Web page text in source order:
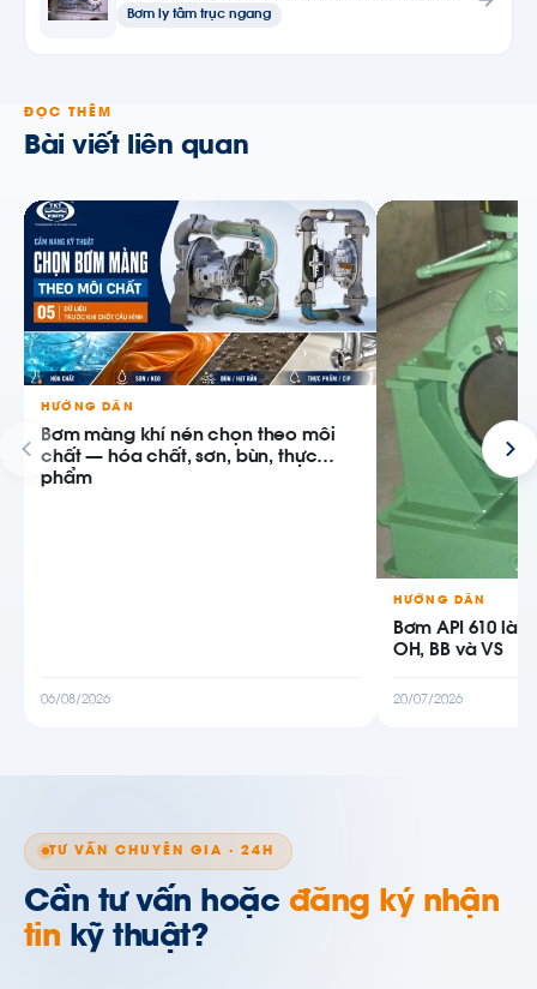
Bơm ly tâm trục ngang
ĐỌC THÊM
Bài viết liên quan
HƯỚNG DẪN
Bơm màng khí nén chọn theo môi
chất — hóa chất, sơn, bùn, thực
phẩm
06/08/2026
HƯỚNG DẪN
Bơm API 610 là
OH, BB và VS
20/07/2026
TƯ VẤN CHUYÊN GIA · 24H
Cần tư vấn hoặc đăng ký nhận
tin kỹ thuật?